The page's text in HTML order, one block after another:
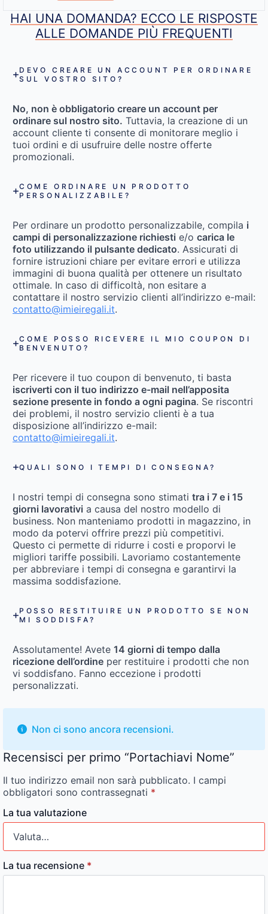
HAI UNA DOMANDA? ECCO LE RISPOSTE
ALLE DOMANDE PIÙ FREQUENTI
DEVO CREARE UN ACCOUNT PER ORDINARE
SUL VOSTRO SITO?
No, non è obbligatorio creare un account per
ordinare sul nostro sito. Tuttavia, la creazione di un
account cliente ti consente di monitorare meglio i
tuoi ordini e di usufruire delle nostre offerte
promozionali.
COME ORDINARE UN PRODOTTO
PERSONALIZZABILE?
Per ordinare un prodotto personalizzabile, compila i
campi di personalizzazione richiesti e/o carica le
foto utilizzando il pulsante dedicato. Assicurati di
fornire istruzioni chiare per evitare errori e utilizza
immagini di buona qualità per ottenere un risultato
ottimale. In caso di difficoltà, non esitare a
contattare il nostro servizio clienti all’indirizzo e-mail:
contatto@imieiregali.it.
COME POSSO RICEVERE IL MIO COUPON DI
BENVENUTO?
Per ricevere il tuo coupon di benvenuto, ti basta
iscriverti con il tuo indirizzo e-mail nell’apposita
sezione presente in fondo a ogni pagina. Se riscontri
dei problemi, il nostro servizio clienti è a tua
disposizione all’indirizzo e-mail:
contatto@imieiregali.it.
QUALI SONO I TEMPI DI CONSEGNA?
I nostri tempi di consegna sono stimati tra i 7 e i 15
giorni lavorativi a causa del nostro modello di
business. Non manteniamo prodotti in magazzino, in
modo da potervi offrire prezzi più competitivi.
Questo ci permette di ridurre i costi e proporvi le
migliori tariffe possibili. Lavoriamo costantemente
per abbreviare i tempi di consegna e garantirvi la
massima soddisfazione.
POSSO RESTITUIRE UN PRODOTTO SE NON
MI SODDISFA?
Assolutamente! Avete 14 giorni di tempo dalla
ricezione dell’ordine per restituire i prodotti che non
vi soddisfano. Fanno eccezione i prodotti
personalizzati.
Non ci sono ancora recensioni.
Recensisci per primo “Portachiavi Nome”
Il tuo indirizzo email non sarà pubblicato. I campi
obbligatori sono contrassegnati *
La tua valutazione
La tua recensione *